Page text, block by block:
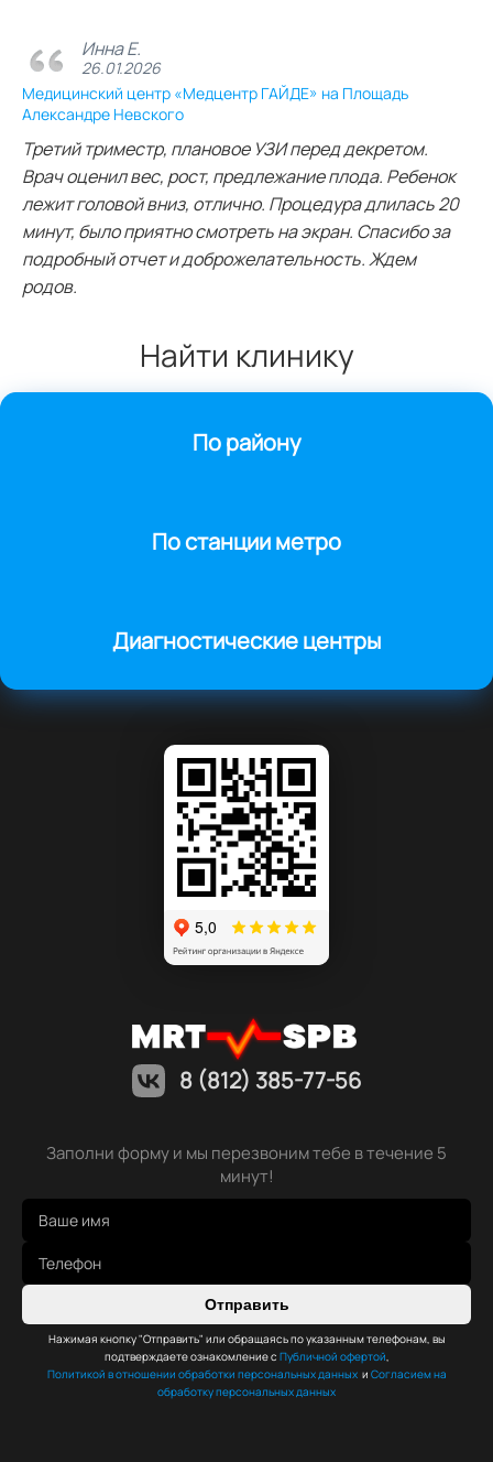
Инна Е.
26.01.2026
Медицинский центр «Медцентр ГАЙДЕ» на Площадь
Александре Невского
Третий триместр, плановое УЗИ перед декретом.
Врач оценил вес, рост, предлежание плода. Ребенок
лежит головой вниз, отлично. Процедура длилась 20
минут, было приятно смотреть на экран. Спасибо за
подробный отчет и доброжелательность. Ждем
родов.
Найти клинику
По району
По станции метро
Диагностические центры
8 (812) 385-77-56
Заполни форму и мы перезвоним тебе в течение 5
минут!
Отправить
Нажимая кнопку "Отправить" или обращаясь по указанным телефонам, вы
подтверждаете ознакомление с Публичной офертой,
Политикой в отношении обработки персональных данных и Согласием на
обработку персональных данных